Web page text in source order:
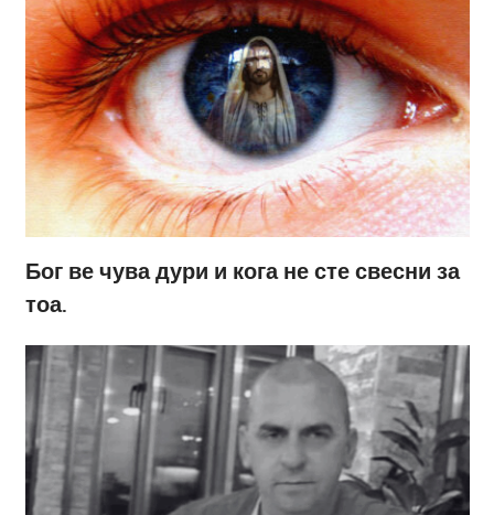
Бог ве чува дури и кога не сте свесни за
тоа.